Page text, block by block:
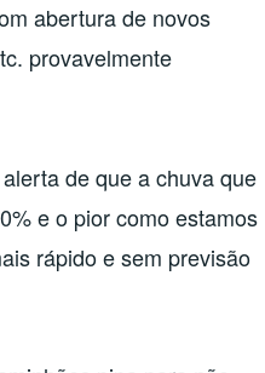
abertura de novos
provavelmente
de que a chuva que
e o pior como estamos
rápido e sem previsão